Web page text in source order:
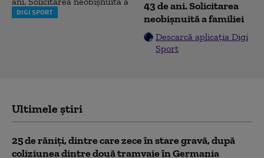
DIGI SPORT
43 de ani. Solicitarea
neobișnuită a familiei
Descarcă aplicația Digi
Sport
Ultimele știri
25 de răniţi, dintre care zece în stare gravă, după
coliziunea dintre două tramvaie în Germania